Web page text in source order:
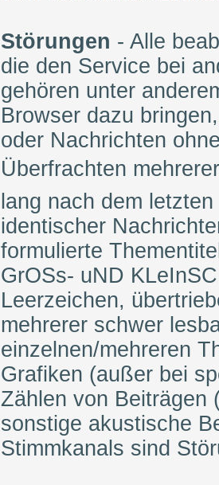
Störungen - Alle
die den Service bei
gehören unter
Browser dazu
oder Nachrichten
Überfrachten
lang nach dem
identischer
formulierte
GrOSs- uND
Leerzeichen,
mehrerer schwer
einzelnen/mehreren
Grafiken (außer bei
Zählen von Beiträgen
sonstige akustische
Stimmkanals sind